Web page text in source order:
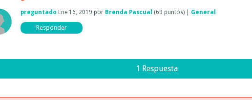
preguntado Ene 16, 2019 por Brenda Pascual (69 puntos) General
1 Respuesta